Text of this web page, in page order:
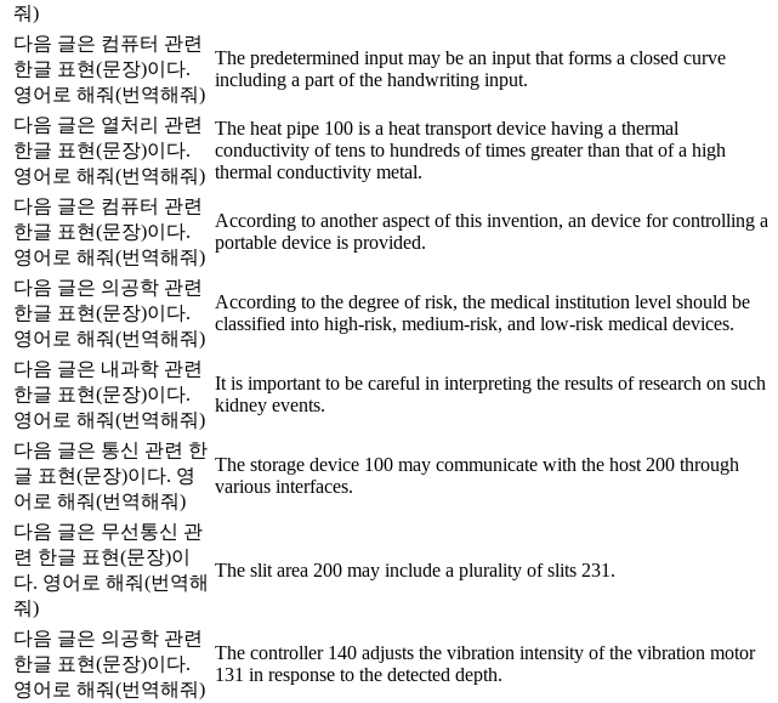
줘)
다음 글은 컴퓨터 관련
한글 표현(문장)이다.
영어로 해줘(번역해줘)
The predetermined input may be an input that forms a closed curve
including a part of the handwriting input.
다음 글은 열처리 관련
한글 표현(문장)이다.
영어로 해줘(번역해줘)
The heat pipe 100 is a heat transport device having a thermal
conductivity of tens to hundreds of times greater than that of a high
thermal conductivity metal.
다음 글은 컴퓨터 관련
한글 표현(문장)이다.
영어로 해줘(번역해줘)
According to another aspect of this invention, an device for controlling a
portable device is provided.
다음 글은 의공학 관련
한글 표현(문장)이다.
영어로 해줘(번역해줘)
According to the degree of risk, the medical institution level should be
classified into high-risk, medium-risk, and low-risk medical devices.
다음 글은 내과학 관련
한글 표현(문장)이다.
영어로 해줘(번역해줘)
It is important to be careful in interpreting the results of research on such
kidney events.
다음 글은 통신 관련 한
글 표현(문장)이다. 영
어로 해줘(번역해줘)
The storage device 100 may communicate with the host 200 through
various interfaces.
다음 글은 무선통신 관
련 한글 표현(문장)이
다. 영어로 해줘(번역해
줘)
The slit area 200 may include a plurality of slits 231.
다음 글은 의공학 관련
한글 표현(문장)이다.
영어로 해줘(번역해줘)
The controller 140 adjusts the vibration intensity of the vibration motor
131 in response to the detected depth.